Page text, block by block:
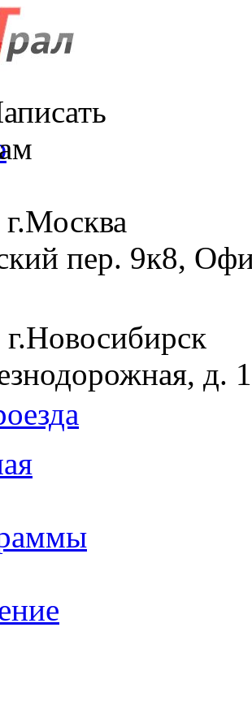
пер. 9к8,
д.